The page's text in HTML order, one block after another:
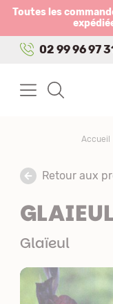
Toutes les
02 99 96 97
Accueil
Retour aux
Glaïeul
Panneau de gestion